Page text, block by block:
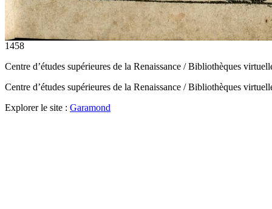
1458
Centre d’études supérieures de la Renaissance / Bibliothèques
Centre d’études supérieures de la Renaissance / Bibliothèques
Explorer le site : Garamond